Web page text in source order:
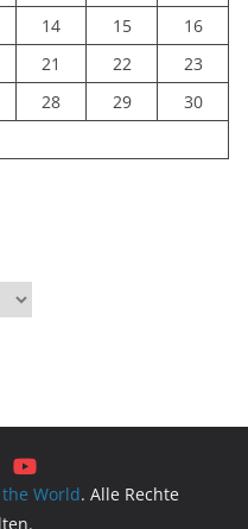
14 15
16
21 22
23
28 29
30
World. Alle Rechte